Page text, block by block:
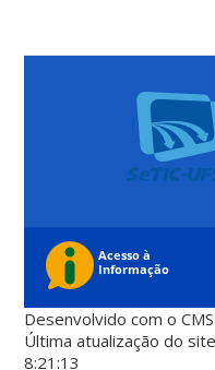
Desenvolvido com o
Última atualização do
8:21:13